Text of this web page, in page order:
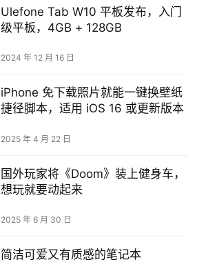
Ulefone Tab W10 平板发布，入门
级平板，4GB + 128GB
2024 年 12 月 16 日
iPhone 免下载照片就能一键换壁纸
捷径脚本，适用 iOS 16 或更新版本
2025 年 4 月 22 日
国外玩家将《Doom》装上健身车，
想玩就要动起来
2025 年 6 月 30 日
简洁可爱又有质感的笔记本